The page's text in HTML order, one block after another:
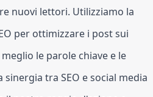
nuovi lettori. Utilizziamo la
per ottimizzare i post sui
le parole chiave e le
tra SEO e social media